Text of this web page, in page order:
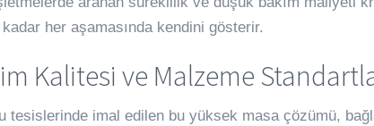
her aşamasında kendini gösterir.
Kalitesi ve Malzeme
tesislerinde imal edilen bu yüksek masa çözümü,